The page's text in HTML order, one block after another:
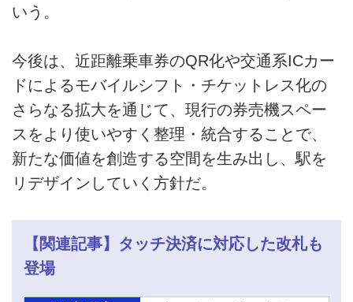
いう。
今後は、近距離乗車券のQR化や交通系ICカー
ドによるモバイルシフト・チケットレス化の
さらなる拡大を通じて、現行の券売機スペー
スをより使いやすく整理・統合することで、
新たな価値を創造する空間を生み出し、駅を
リデザインしていく方針だ。
【関連記事】タッチ決済に対応した改札も
登場